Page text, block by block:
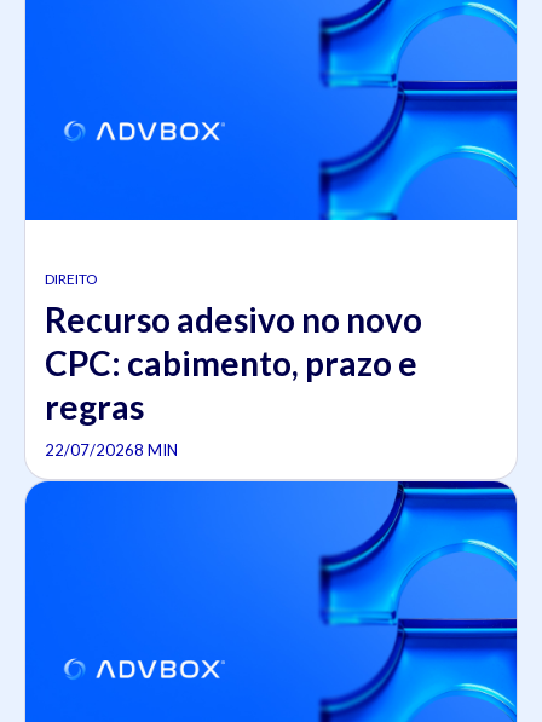
DIREITO
Recurso adesivo no novo
CPC: cabimento, prazo e
regras
22/07/20268 MIN